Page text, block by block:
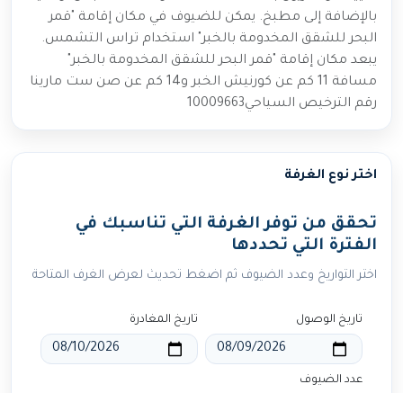
بالإضافة إلى مطبخ. يمكن للضيوف في مكان إقامة "قمر
البحر للشقق المخدومة بالخبر" استخدام تراس التشمس.
يبعد مكان إقامة "قمر البحر للشقق المخدومة بالخبر"
مسافة 11 كم عن كورنيش الخبر و14 كم عن صن ست مارينا
رقم الترخيص السياحي10009663
اختر نوع الغرفة
تحقق من توفر الغرفة التي تناسبك في
الفترة التي تحددها
اختر التواريخ وعدد الضيوف ثم اضغط تحديث لعرض الغرف المتاحة
تاريخ الوصول تاريخ المغادرة
عدد الضيوف